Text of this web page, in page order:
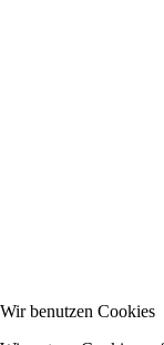
Wir benutzen Cookies